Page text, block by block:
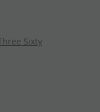
Sixty